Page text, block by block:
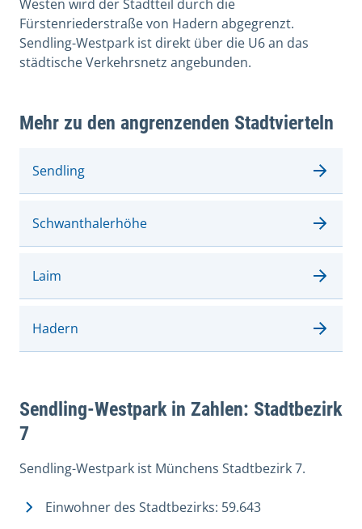
Westen wird der Stadtteil durch die
Fürstenriederstraße von Hadern abgegrenzt.
Sendling-Westpark ist direkt über die U6 an das
städtische Verkehrsnetz angebunden.
Mehr zu den angrenzenden Stadtvierteln
Sendling
Schwanthalerhöhe
Laim
Hadern
Sendling-Westpark in Zahlen: Stadtbezirk
7
Sendling-Westpark ist Münchens Stadtbezirk 7.
Einwohner des Stadtbezirks: 59.643